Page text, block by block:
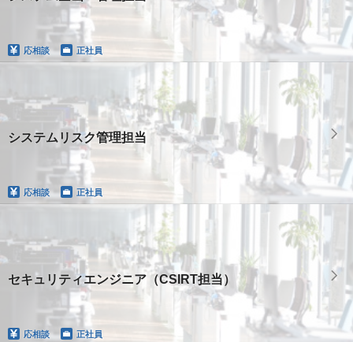
応相談 正社員
システムリスク管理担当
応相談 正社員
セキュリティエンジニア（CSIRT担当）
応相談 正社員